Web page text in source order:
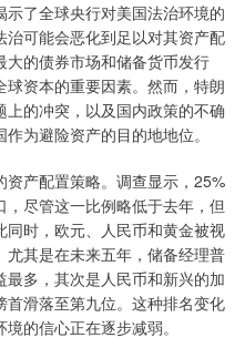
了全球央行对美国法治环境的
可能会恶化到足以对其资产配
的债券市场和储备货币发行
资本的重要因素。然而，特朗
的冲突，以及国内政策的不确
为避险资产的目的地地位。
产配置策略。调查显示，25%
尽管这一比例略低于去年，但
时，欧元、人民币和黄金被视
其是在未来五年，储备经理普
多，其次是人民币和新兴的加
滑落至第九位。这种排名变化
的信心正在逐步减弱。